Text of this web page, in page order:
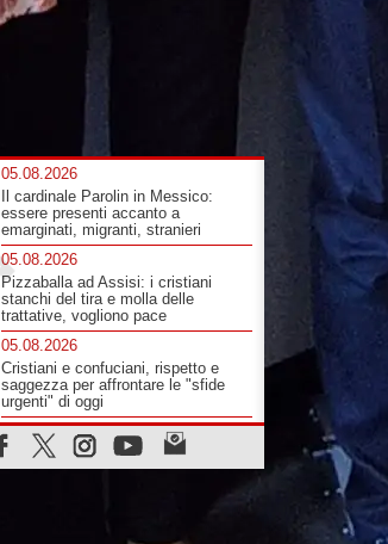
05.08.2026
Il cardinale Parolin in Messico:
essere presenti accanto a
emarginati, migranti, stranieri
05.08.2026
Pizzaballa ad Assisi: i cristiani
stanchi del tira e molla delle
trattative, vogliono pace
05.08.2026
Cristiani e confuciani, rispetto e
saggezza per affrontare le "sfide
urgenti" di oggi
05.08.2026
Santa Maria Maggiore, Makrickas:
la grazia di Dio scende ancora sul
I giovani attendono il Papa ad